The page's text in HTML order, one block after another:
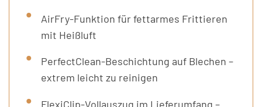
AirFry-Funktion für fettarmes Frittieren
mit Heißluft
PerfectClean-Beschichtung auf Blechen –
extrem leicht zu reinigen
FlexiClip-Vollauszug im Lieferumfang –